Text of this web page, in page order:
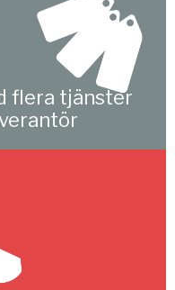
flera tjänster